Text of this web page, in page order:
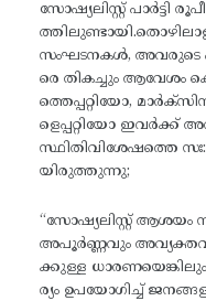
സോഷ്യലിസ്റ്റ്
സംഘടനകൾ, അവരുടെ
രെ തികച്ചും ആവേശം
ത്തെപ്പറ്റിയോ,
ളെപ്പറ്റിയോ ഇവർക്ക്
സ്ഥിതിവിശേഷത്തെ
യിരുത്തുന്നു;
“സോഷ്യലിസ്റ്റ്
അപൂർണ്ണവും
ക്കുള്ള
ര്യം ഉപയോഗിച്ച്